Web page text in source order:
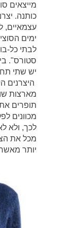
מייצאים
כותנה.
עצמאיים,
ימים
לבתי כל-
סטורס".
יש שתי
היצרנים
מארצות
תופרים
מכוונים
לכך, ולא
מכל את
יותר מאשר